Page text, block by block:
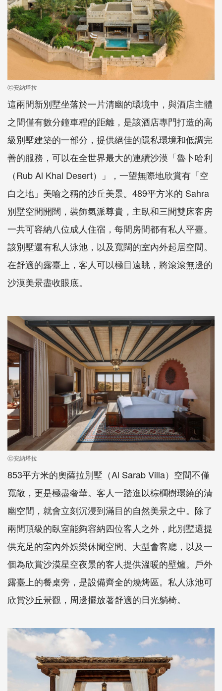
ⓒ安納塔拉
這兩間新別墅坐落於一片清幽的環境中，與酒店主體
之間僅有數分鐘車程的距離，是該酒店專門打造的高
級別墅建築的一部分，提供絕佳的隱私環境和低調完
善的服務，可以在全世界最大的連續沙漠「魯卜哈利
（Rub Al Khal Desert）」，一望無際地欣賞有「空
白之地」美喻之稱的沙丘美景。489平方米的 Sahra
別墅空間開闊，裝飾氣派尊貴，主臥和三間雙床客房
一共可容納八位成人住宿，每間房間都有私人平臺。
該別墅還有私人泳池，以及寬闊的室內外起居空間。
在舒適的露臺上，客人可以極目遠眺，將滾滾無邊的
沙漠美景盡收眼底。
ⓒ安納塔拉
853平方米的奧薩拉別墅（Al Sarab Villa）空間不僅
寬敞，更是極盡奢華。客人一踏進以棕櫚樹環繞的清
幽空間，就會立刻沉浸到滿目的自然美景之中。除了
兩間頂級的臥室能夠容納四位客人之外，此別墅還提
供充足的室內外娛樂休閒空間、大型會客廳，以及一
個為欣賞沙漠星空夜景的客人提供溫暖的壁爐。戶外
露臺上的餐桌旁，是設備齊全的燒烤區。私人泳池可
欣賞沙丘景觀，周邊擺放著舒適的日光躺椅。